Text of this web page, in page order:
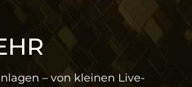
– von kleinen Live-